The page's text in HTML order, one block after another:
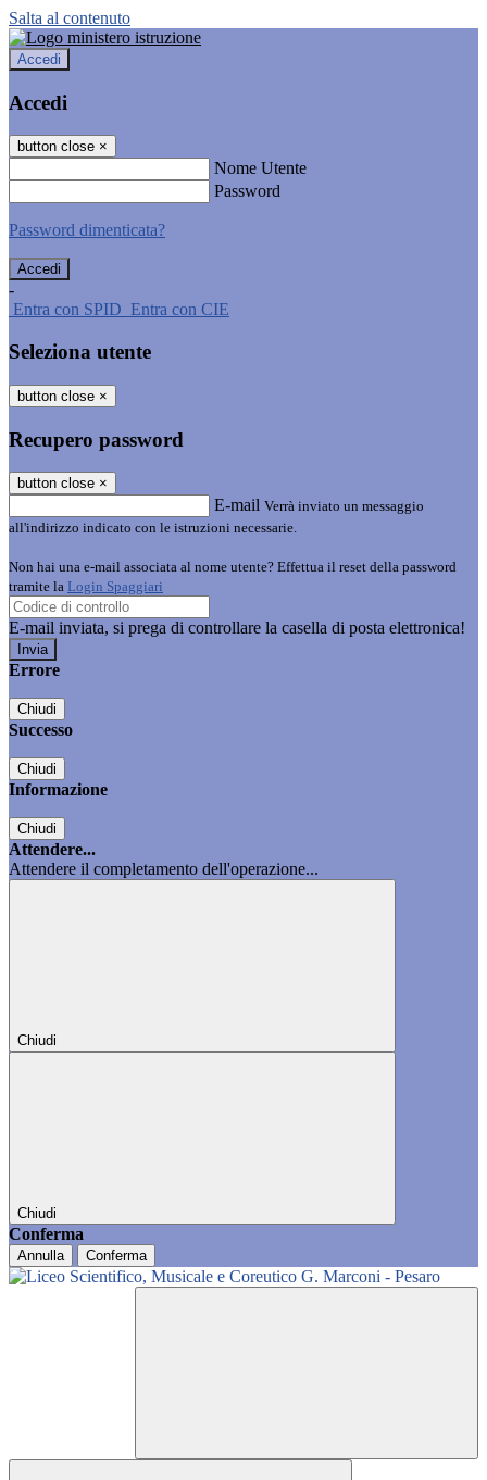
Salta al contenuto
Accedi
Accedi
button close ×
Nome Utente
Password
Password dimenticata?
-
Entra con SPID Entra con CIE
Seleziona utente
button close ×
Recupero password
button close ×
E-mail Verrà inviato un messaggio
all'indirizzo indicato con le istruzioni necessarie.
Non hai una e-mail associata al nome utente? Effettua il reset della password
tramite la Login Spaggiari
E-mail inviata, si prega di controllare la casella di posta elettronica!
Errore
Chiudi
Successo
Chiudi
Informazione
Chiudi
Attendere...
Attendere il completamento dell'operazione...
Chiudi
Chiudi
Conferma
Annulla Conferma